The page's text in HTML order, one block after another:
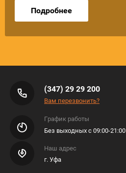
Подробнее
(347) 29 29 200
Вам перезвонить?
График работы
Без выходных с 09:00-21:00
Наш адрес
г. Уфа